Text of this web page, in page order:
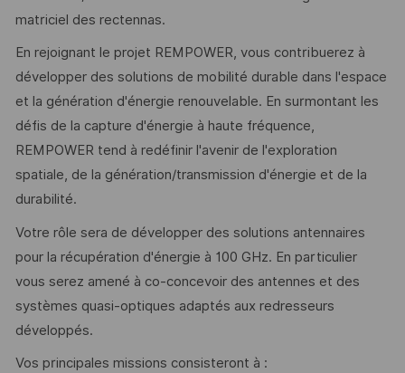
matriciel des rectennas.
En rejoignant le projet REMPOWER, vous contribuerez à
développer des solutions de mobilité durable dans l'espace
et la génération d'énergie renouvelable. En surmontant les
défis de la capture d'énergie à haute fréquence,
REMPOWER tend à redéfinir l'avenir de l'exploration
spatiale, de la génération/transmission d'énergie et de la
durabilité.
Votre rôle sera de développer des solutions antennaires
pour la récupération d'énergie à 100 GHz. En particulier
vous serez amené à co-concevoir des antennes et des
systèmes quasi-optiques adaptés aux redresseurs
développés.
Vos principales missions consisteront à :